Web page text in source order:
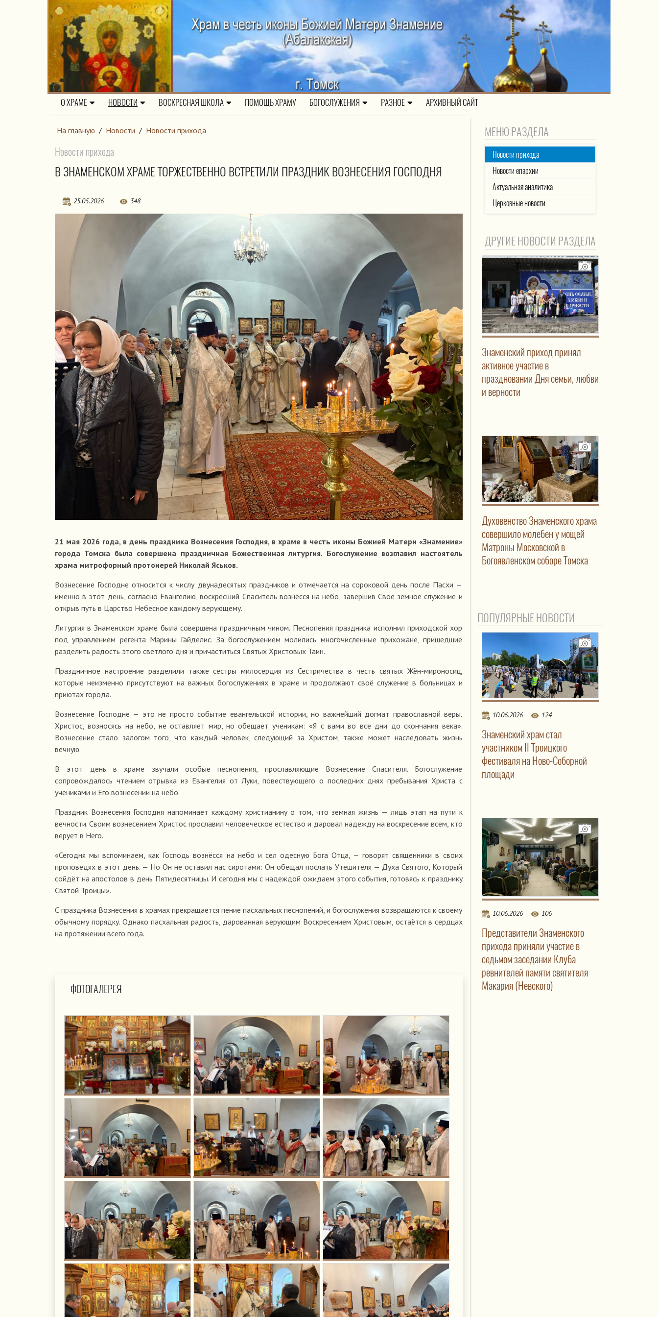
О ХРАМЕ НОВОСТИ ВОСКРЕСНАЯ ШКОЛА ПОМОЩЬ ХРАМУ БОГОСЛУЖЕНИЯ РАЗНОЕ АРХИВНЫЙ САЙТ
На главную / Новости / Новости прихода
Новости прихода
В ЗНАМЕНСКОМ ХРАМЕ ТОРЖЕСТВЕННО ВСТРЕТИЛИ ПРАЗДНИК ВОЗНЕСЕНИЯ ГОСПОДНЯ
25.05.2026 348
21 мая 2026 года, в день праздника Вознесения Господня, в храме в честь иконы Божией Матери «Знамение»
города Томска была совершена праздничная Божественная литургия. Богослужение возглавил настоятель
храма митрофорный протоиерей Николай Яськов.
Вознесение Господне относится к числу двунадесятых праздников и отмечается на сороковой день после Пасхи —
именно в этот день, согласно Евангелию, воскресший Спаситель вознёсся на небо, завершив Своё земное служение и
открыв путь в Царство Небесное каждому верующему.
Литургия в Знаменском храме была совершена праздничным чином. Песнопения праздника исполнил приходской хор
под управлением регента Марины Гайделис. За богослужением молились многочисленные прихожане, пришедшие
разделить радость этого светлого дня и причаститься Святых Христовых Таин.
Праздничное настроение разделили также сестры милосердия из Сестричества в честь святых Жён-мироносиц,
которые неизменно присутствуют на важных богослужениях в храме и продолжают своё служение в больницах и
приютах города.
Вознесение Господне — это не просто событие евангельской истории, но важнейший догмат православной веры.
Христос, возносясь на небо, не оставляет мир, но обещает ученикам: «Я с вами во все дни до скончания века».
Вознесение стало залогом того, что каждый человек, следующий за Христом, также может наследовать жизнь
вечную.
В этот день в храме звучали особые песнопения, прославляющие Вознесение Спасителя. Богослужение
сопровождалось чтением отрывка из Евангелия от Луки, повествующего о последних днях пребывания Христа с
учениками и Его вознесении на небо.
Праздник Вознесения Господня напоминает каждому христианину о том, что земная жизнь — лишь этап на пути к
вечности. Своим вознесением Христос прославил человеческое естество и даровал надежду на воскресение всем, кто
верует в Него.
«Сегодня мы вспоминаем, как Господь вознёсся на небо и сел одесную Бога Отца, — говорят священники в своих
проповедях в этот день. — Но Он не оставил нас сиротами: Он обещал послать Утешителя — Духа Святого, Который
сойдёт на апостолов в день Пятидесятницы. И сегодня мы с надеждой ожидаем этого события, готовясь к празднику
Святой Троицы».
С праздника Вознесения в храмах прекращается пение пасхальных песнопений, и богослужения возвращаются к своему
обычному порядку. Однако пасхальная радость, дарованная верующим Воскресением Христовым, остаётся в сердцах
на протяжении всего года.
ФОТОГАЛЕРЕЯ
МЕНЮ РАЗДЕЛА
Новости прихода
Новости епархии
Актуальная аналитика
Церковные новости
ДРУГИЕ НОВОСТИ РАЗДЕЛА
Знаменский приход принял
активное участие в
праздновании Дня семьи, любви
и верности
Духовенство Знаменского храма
совершило молебен у мощей
Матроны Московской в
Богоявленском соборе Томска
ПОПУЛЯРНЫЕ НОВОСТИ
10.06.2026 124
Знаменский храм стал
участником II Троицкого
фестиваля на Ново-Соборной
площади
10.06.2026 106
Представители Знаменского
прихода приняли участие в
седьмом заседании Клуба
ревнителей памяти святителя
Макария (Невского)